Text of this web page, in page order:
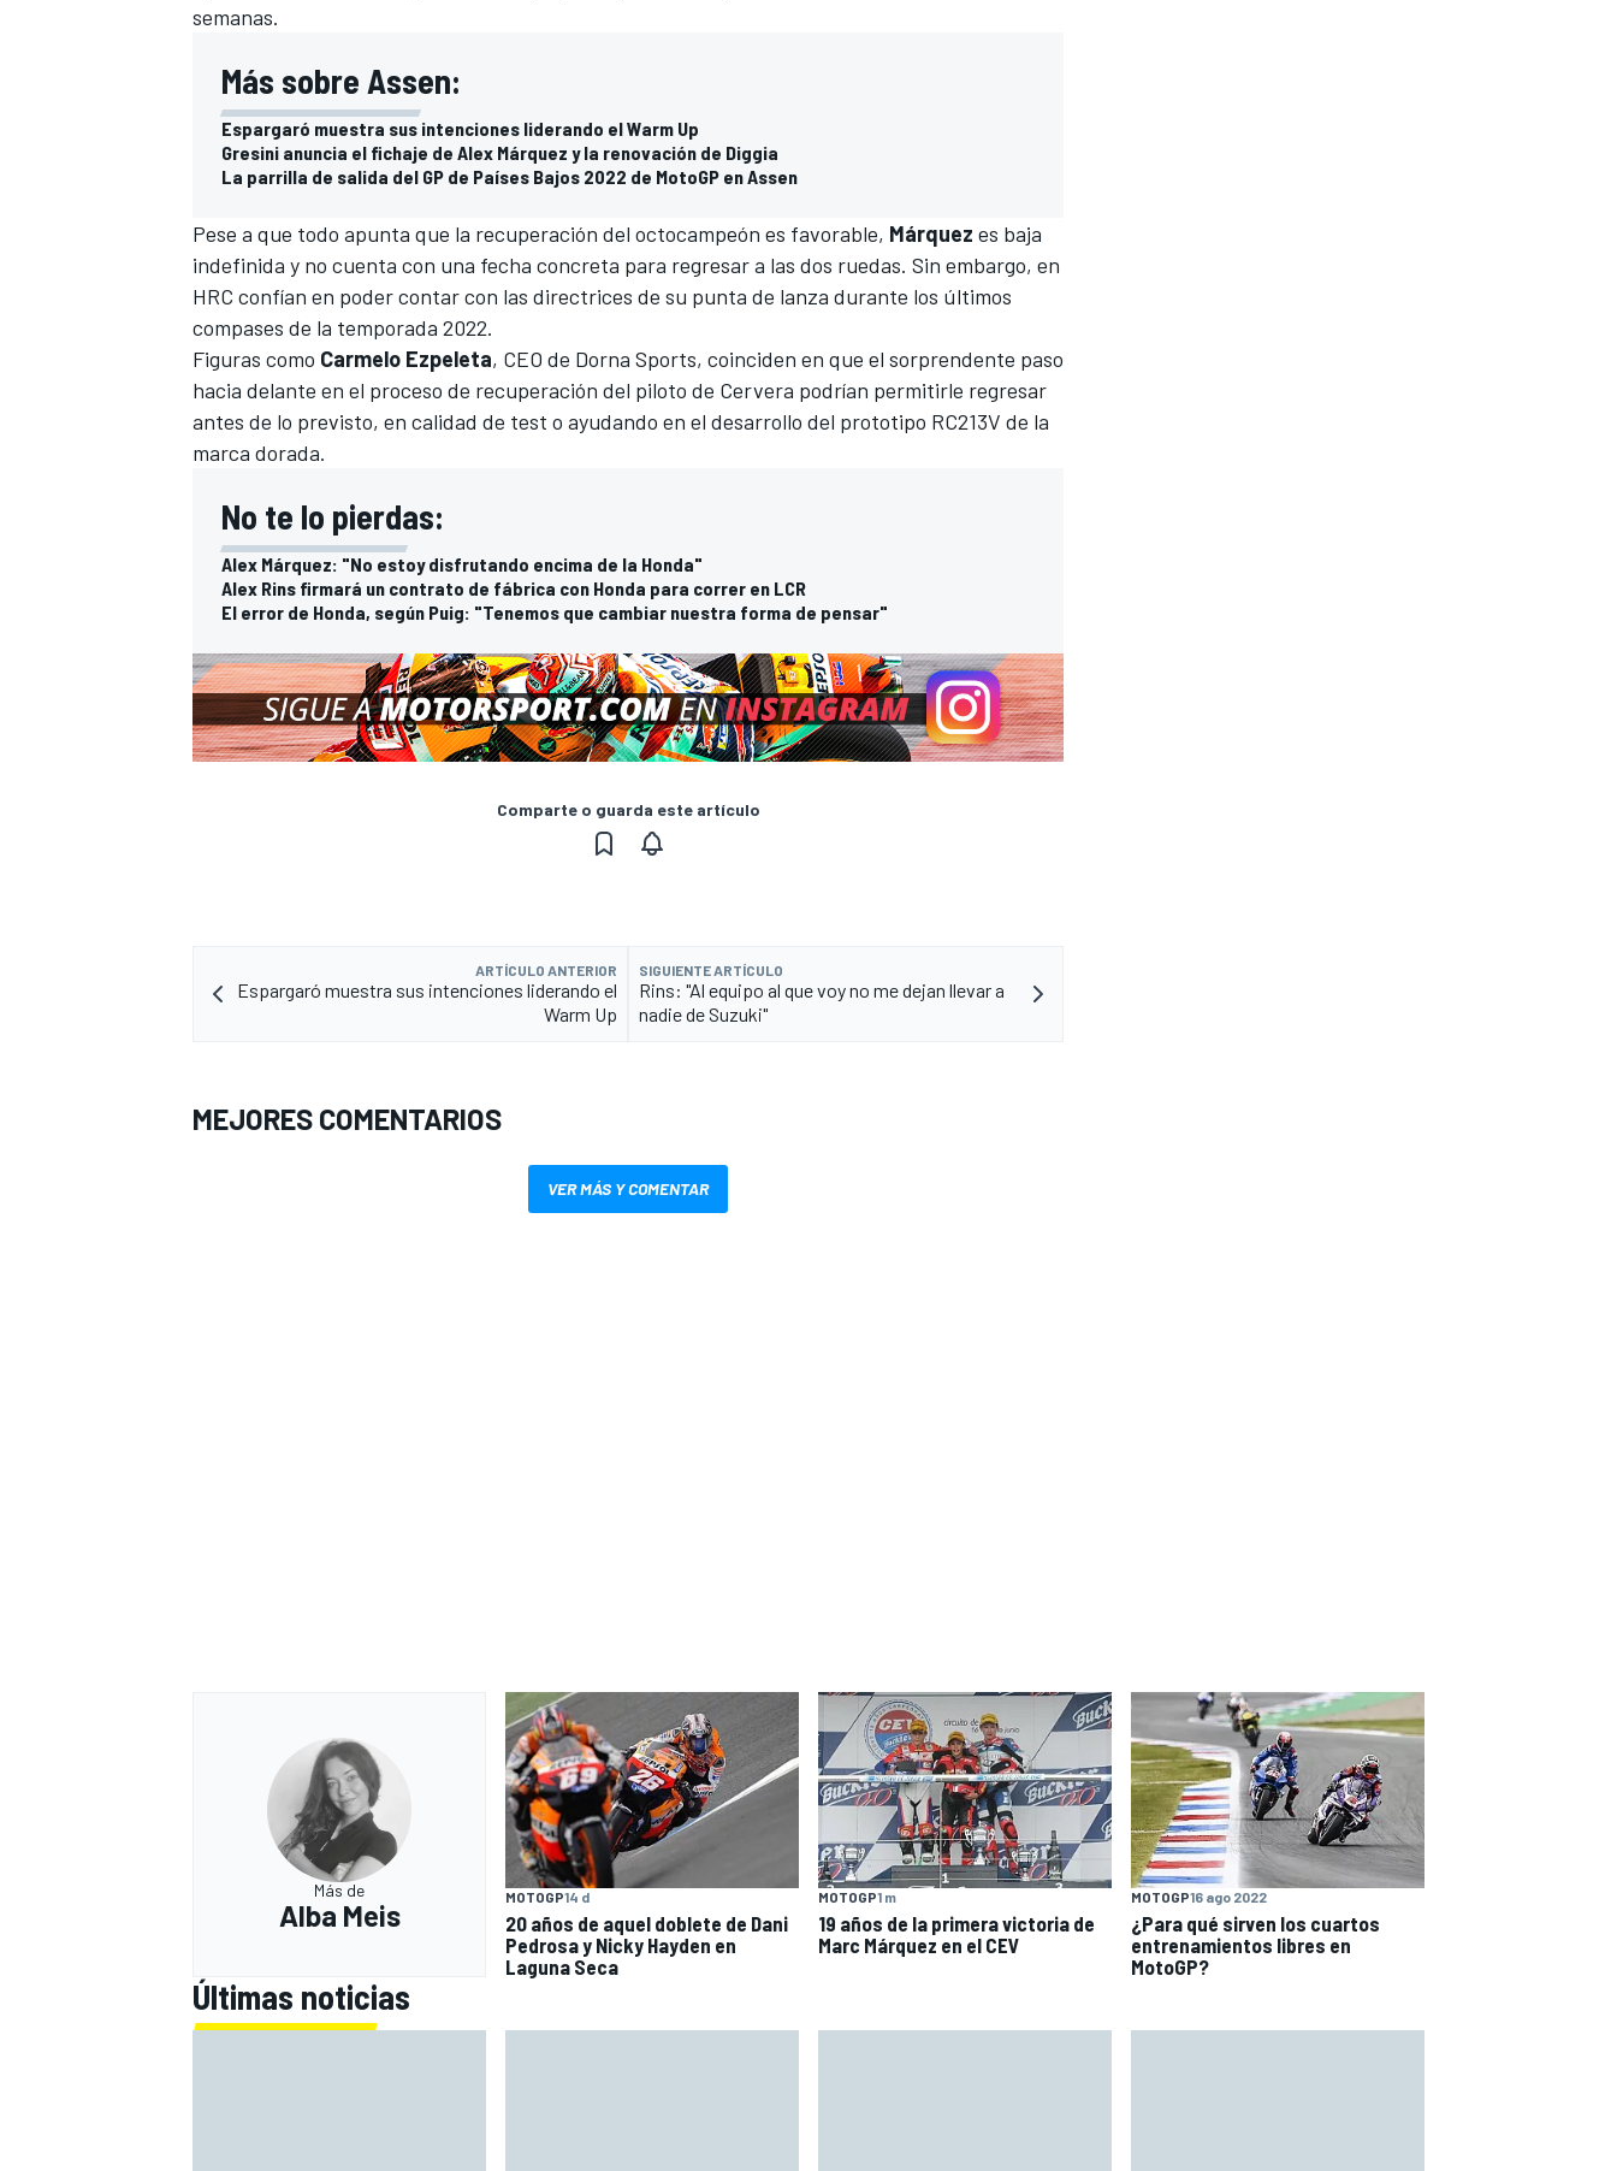
MÁS CATEGORÍAS
semanas.
Más sobre Assen:
Espargaró muestra sus intenciones liderando el Warm Up
Gresini anuncia el fichaje de Alex Márquez y la renovación de Diggia
La parrilla de salida del GP de Países Bajos 2022 de MotoGP en Assen
Pese a que todo apunta que la recuperación del octocampeón es favorable, Márquez es baja
indefinida y no cuenta con una fecha concreta para regresar a las dos ruedas. Sin embargo, en
HRC confían en poder contar con las directrices de su punta de lanza durante los últimos
compases de la temporada 2022.
Figuras como Carmelo Ezpeleta, CEO de Dorna Sports, coinciden en que el sorprendente paso
hacia delante en el proceso de recuperación del piloto de Cervera podrían permitirle regresar
antes de lo previsto, en calidad de test o ayudando en el desarrollo del prototipo RC213V de la
marca dorada.
No te lo pierdas:
Alex Márquez: "No estoy disfrutando encima de la Honda"
Alex Rins firmará un contrato de fábrica con Honda para correr en LCR
El error de Honda, según Puig: "Tenemos que cambiar nuestra forma de pensar"
Comparte o guarda este artículo
ARTÍCULO ANTERIOR
Espargaró muestra sus intenciones liderando el
Warm Up
SIGUIENTE ARTÍCULO
Rins: "Al equipo al que voy no me dejan llevar a
nadie de Suzuki"
MEJORES COMENTARIOS
VER MÁS Y COMENTAR
Más de
Alba Meis
MOTOGP14 d
20 años de aquel doblete de Dani
Pedrosa y Nicky Hayden en
Laguna Seca
MOTOGP1 m
19 años de la primera victoria de
Marc Márquez en el CEV
MOTOGP16 ago 2022
¿Para qué sirven los cuartos
entrenamientos libres en
MotoGP?
Últimas noticias